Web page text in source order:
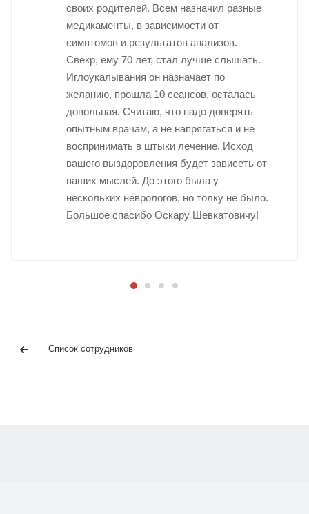
своих родителей. Всем назначил разные
медикаменты, в зависимости от
симптомов и результатов анализов.
Свекр, ему 70 лет, стал лучше слышать.
Иглоукалывания он назначает по
желанию, прошла 10 сеансов, осталась
довольная. Считаю, что надо доверять
опытным врачам, а не напрягаться и не
воспринимать в штыки лечение. Исход
вашего выздоровления будет зависеть от
ваших мыслей. До этого была у
нескольких неврологов, но толку не было.
Большое спасибо Оскару Шевкатовичу!
Список сотрудников